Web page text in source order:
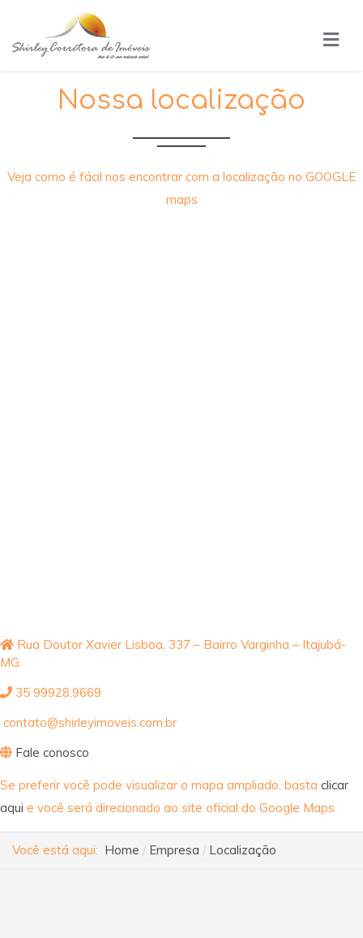
Nossa localização
Veja como é fácil nos encontrar com a localização no GOOGLE
maps
Rua Doutor Xavier Lisboa, 337 – Bairro Varginha – Itajubá-
MG
35 99928.9669
contato@shirleyimoveis.com.br
Fale conosco
Se preferir você pode visualizar o mapa ampliado, basta clicar
aqui e você será direcionado ao site oficial do Google Maps
Você está aqui: Home Empresa Localização